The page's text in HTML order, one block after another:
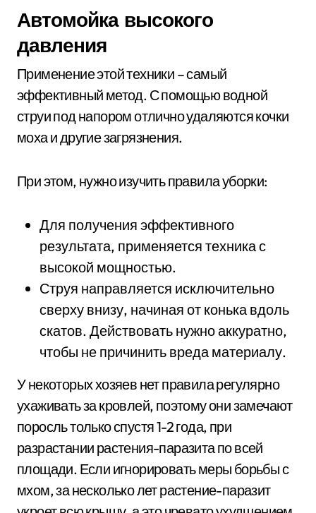
Автомойка высокого
давления
Применение этой техники – самый
эффективный метод. С помощью водной
струи под напором отлично удаляются кочки
моха и другие загрязнения.
При этом, нужно изучить правила уборки:
Для получения эффективного
результата, применяется техника с
высокой мощностью.
Струя направляется исключительно
сверху внизу, начиная от конька вдоль
скатов. Действовать нужно аккуратно,
чтобы не причинить вреда материалу.
У некоторых хозяев нет правила регулярно
ухаживать за кровлей, поэтому они замечают
поросль только спустя 1-2 года, при
разрастании растения-паразита по всей
площади. Если игнорировать меры борьбы с
мхом, за несколько лет растение-паразит